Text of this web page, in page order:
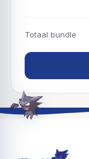
Totaal bundle